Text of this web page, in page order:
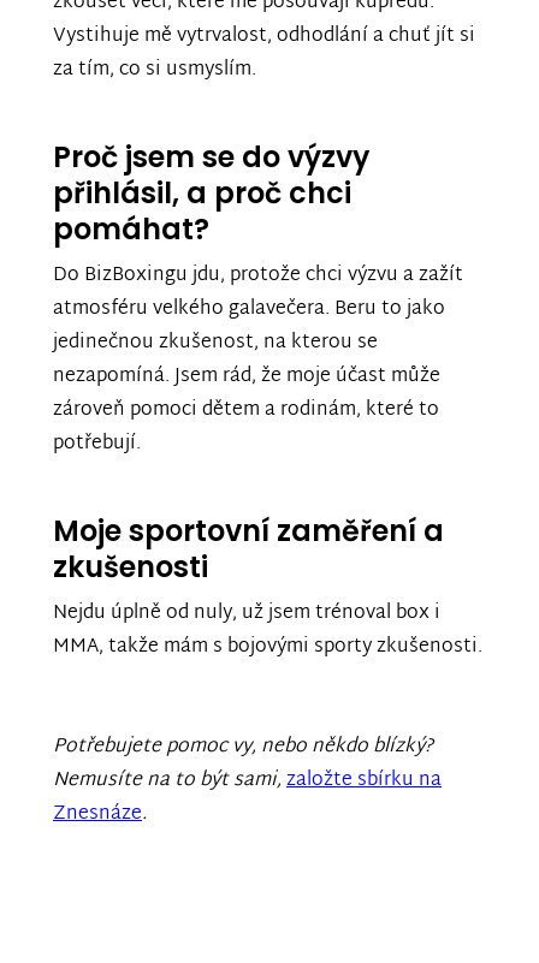
Vystihuje mě vytrvalost, odhodlání a chuť jít si
za tím, co si usmyslím.
Proč jsem se do výzvy
přihlásil, a proč chci
pomáhat?
Do BizBoxingu jdu, protože chci výzvu a zažít
atmosféru velkého galavečera. Beru to jako
jedinečnou zkušenost, na kterou se
nezapomíná. Jsem rád, že moje účast může
zároveň pomoci dětem a rodinám, které to
potřebují.
Moje sportovní zaměření a
zkušenosti
Nejdu úplně od nuly, už jsem trénoval box i
MMA, takže mám s bojovými sporty zkušenosti.
Potřebujete pomoc vy, nebo někdo blízký?
Nemusíte na to být sami,založte sbírku na
Znesnáze.